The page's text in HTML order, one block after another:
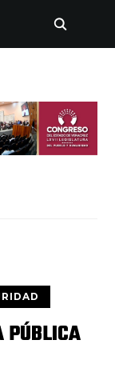
PÚBLICA